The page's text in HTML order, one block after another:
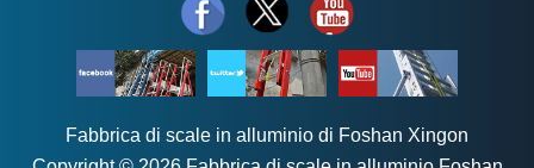
Fabbrica di scale in alluminio di Foshan Xingon